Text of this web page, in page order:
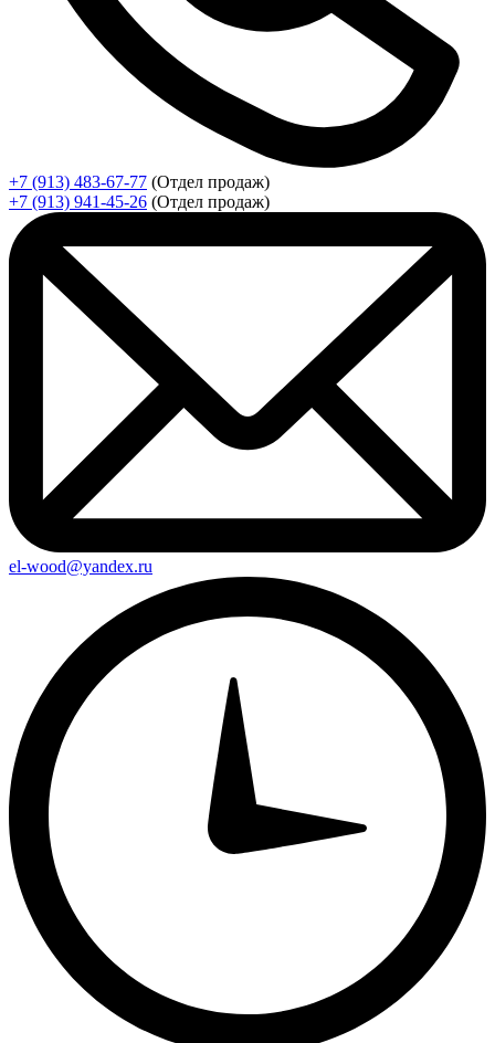
+7 (913) 483-67-77 (Отдел продаж)
+7 (913) 941-45-26 (Отдел продаж)
el-wood@yandex.ru